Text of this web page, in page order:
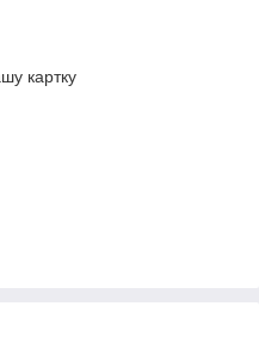
картку